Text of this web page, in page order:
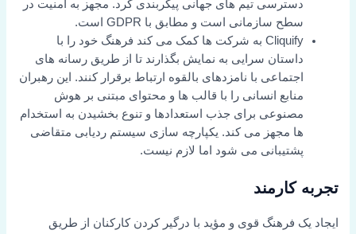
دسترسی تیم های جهانی پیکربندی کرد. مجهز به امنیت در
سطح سازمانی است و مطابق با GDPR است.
Cliquify به شرکت ها کمک می کند فرهنگ خود را با
داستان سرایی به نمایش بگذارند تا از طریق رسانه های
اجتماعی با نامزدهای بالقوه ارتباط برقرار کنند. این رهبران
منابع انسانی را با قالب ها و محتوای مبتنی بر هوش
مصنوعی برای جذب استعدادها و تنوع بخشیدن به استخدام
ها مجهز می کند. یکپارچه سازی سیستم ردیابی متقاضی
پشتیبانی می شود اما لازم نیست.
تجربه کارمند
ایجاد یک فرهنگ قوی و مؤید با درگیر کردن کارکنان از طریق